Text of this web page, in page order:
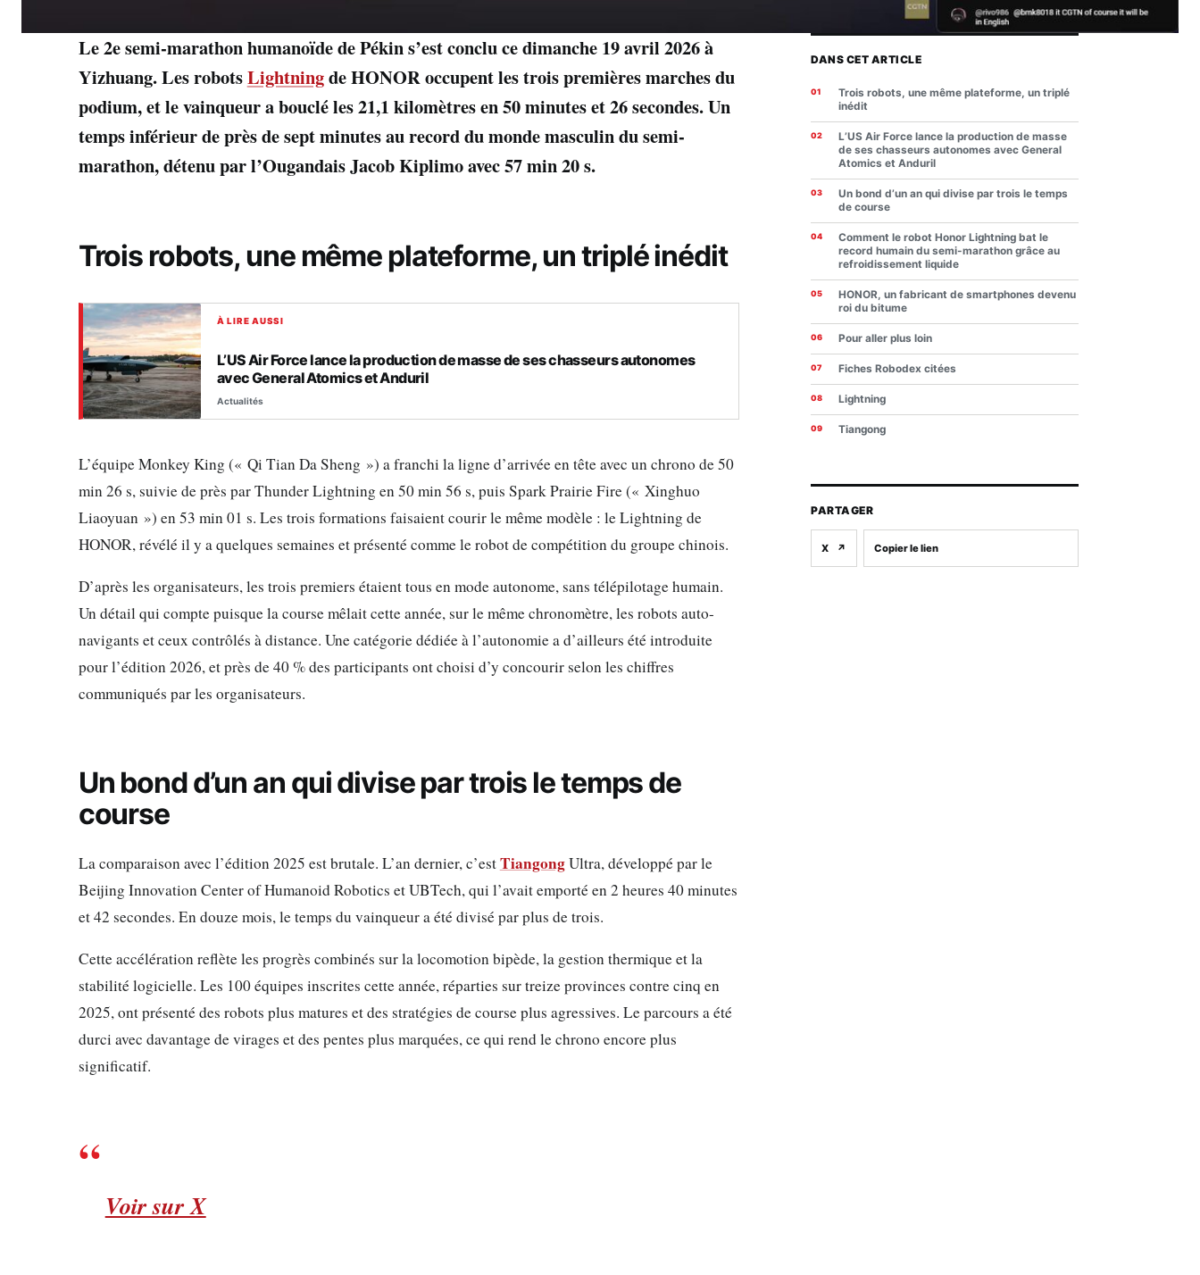
Le 2e semi-marathon humanoïde de Pékin s’est conclu ce dimanche 19 avril 2026 à
Yizhuang. Les robotsLightningde HONOR occupent les trois premières marches du
podium, et le vainqueur a bouclé les 21,1 kilomètres en 50 minutes et 26 secondes. Un
temps inférieur de près de sept minutes au record du monde masculin du semi-
marathon, détenu par l’Ougandais Jacob Kiplimo avec 57 min 20 s.
Trois robots, une même plateforme, un triplé inédit
À LIRE AUSSI
L’US Air Force lance la production de masse de ses chasseurs autonomes
avec General Atomics et Anduril
Actualités
L’équipe Monkey King (« Qi Tian Da Sheng ») a franchi la ligne d’arrivée en tête avec un chrono de 50
min 26 s, suivie de près par Thunder Lightning en 50 min 56 s, puis Spark Prairie Fire (« Xinghuo
Liaoyuan ») en 53 min 01 s. Les trois formations faisaient courir le même modèle : le Lightning de
HONOR, révélé il y a quelques semaines et présenté comme le robot de compétition du groupe chinois.
D’après les organisateurs, les trois premiers étaient tous en mode autonome, sans télépilotage humain.
Un détail qui compte puisque la course mêlait cette année, sur le même chronomètre, les robots auto-
navigants et ceux contrôlés à distance. Une catégorie dédiée à l’autonomie a d’ailleurs été introduite
pour l’édition 2026, et près de 40 % des participants ont choisi d’y concourir selon les chiffres
communiqués par les organisateurs.
Un bond d’un an qui divise par trois le temps de
course
La comparaison avec l’édition 2025 est brutale. L’an dernier, c’estTiangongUltra, développé par le
Beijing Innovation Center of Humanoid Robotics et UBTech, qui l’avait emporté en 2 heures 40 minutes
et 42 secondes. En douze mois, le temps du vainqueur a été divisé par plus de trois.
Cette accélération reflète les progrès combinés sur la locomotion bipède, la gestion thermique et la
stabilité logicielle. Les 100 équipes inscrites cette année, réparties sur treize provinces contre cinq en
2025, ont présenté des robots plus matures et des stratégies de course plus agressives. Le parcours a été
durci avec davantage de virages et des pentes plus marquées, ce qui rend le chrono encore plus
significatif.
Voir sur X
DANS CET ARTICLE
Trois robots, une même plateforme, un triplé
inédit
L’US Air Force lance la production de masse
de ses chasseurs autonomes avec General
Atomics et Anduril
Un bond d’un an qui divise par trois le temps
de course
Comment le robot Honor Lightning bat le
record humain du semi-marathon grâce au
refroidissement liquide
HONOR, un fabricant de smartphones devenu
roi du bitume
Pour aller plus loin
Fiches Robodex citées
Lightning
Tiangong
PARTAGER
X ↗ Copier le lien